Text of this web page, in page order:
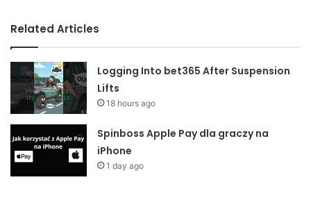
Related Articles
Logging Into bet365 After Suspension
Lifts
18 hours ago
Spinboss Apple Pay dla graczy na
iPhone
1 day ago